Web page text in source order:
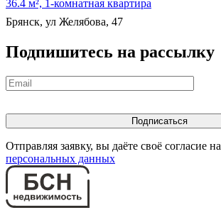
36.4 м², 1-комнатная квартира
Брянск, ул Желябова, 47
Подпишитесь на рассылку
Отправляя заявку, вы даёте своё согласие на
персональных данных